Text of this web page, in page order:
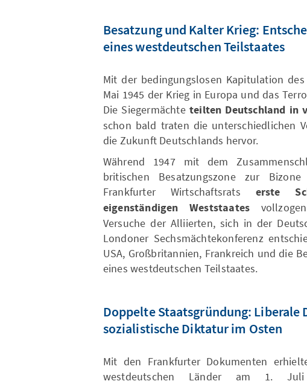
Besatzung und Kalter Krieg:
eines westdeutschen Teilstaates
Mit der bedingungslosen Kapitulation
Mai 1945 der Krieg in Europa und das
Die Siegermächte teilten Deutschland in
schon bald traten die unterschiedlichen
die Zukunft Deutschlands hervor.
Während 1947 mit dem
britischen Besatzungszone zur
Frankfurter Wirtschaftsrats erste
eigenständigen Weststaates
Versuche der Alliierten, sich in der
Londoner Sechsmächtekonferenz
USA, Großbritannien, Frankreich und die
eines westdeutschen Teilstaates.
Doppelte Staatsgründung: Liberale
sozialistische Diktatur im Osten
Mit den Frankfurter Dokumenten
westdeutschen Länder am 1.